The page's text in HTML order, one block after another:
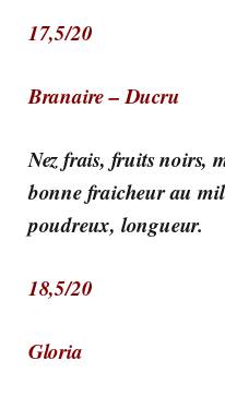
17,5/20
Branaire – Ducru
Nez frais, fruits noirs,
bonne fraicheur au
poudreux, longueur.
18,5/20
Gloria